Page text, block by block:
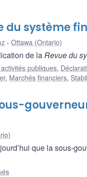
du système
Ottawa (Ontario)
de laRevue du
publiques,
, Marchés financiers,
que la sous-